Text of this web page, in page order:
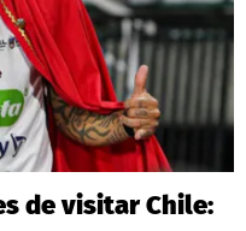
de visitar Chile: